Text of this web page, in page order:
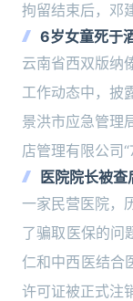
拘留结束后，邓
6岁女童死于
云南省西双版纳
工作动态中，披
景洪市应急管理
店管理有限公司
医院院长被
一家民营医院，
了骗取医保的问
仁和中西医结合
许可证被正式注